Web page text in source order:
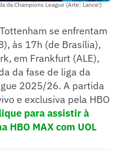
da Champions League (Arte: Lance!)
se enfrentam
às 17h (de Brasília),
em Frankfurt (ALE),
da fase de liga da
2025/26. A partida
e exclusiva pela HBO
para assistir à
HBO MAX com UOL